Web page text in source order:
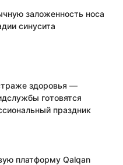
заложенность носа
синусита
здоровья —
готовятся
праздник
платформу Qalqan